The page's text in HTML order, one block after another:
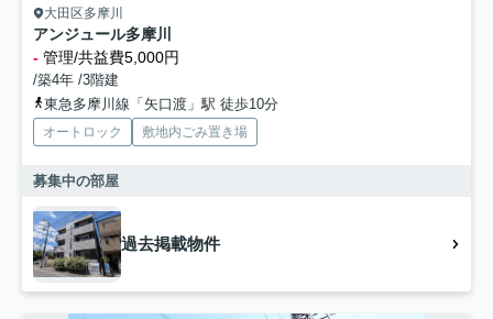
大田区多摩川
アンジュール多摩川
- 管理/共益費5,000円
/築4年 /3階建
東急多摩川線「矢口渡」駅 徒歩10分
オートロック 敷地内ごみ置き場
募集中の部屋
過去掲載物件